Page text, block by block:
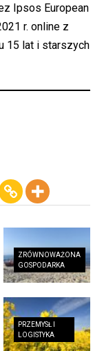
Ipsos European
r. online z
15 lat i starszych
ZRÓWNOWAŻONA
GOSPODARKA
PRZEMYSŁ I
LOGISTYKA